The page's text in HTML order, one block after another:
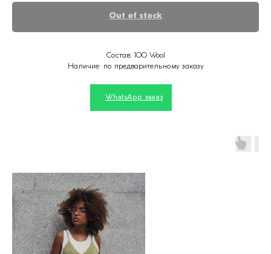
Out of stock
Состав: 100 Wool
Наличие: по предварительному заказу
WhatsApp заказ